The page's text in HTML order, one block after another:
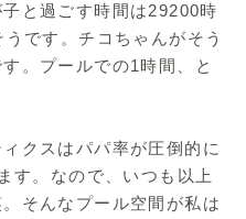
と過ごす時間は29200時
です。チコちゃんがそう
。プールでの1時間、と
クスはパパ率が圧倒的に
す。なので、いつも以上
そんなプール空間が私は